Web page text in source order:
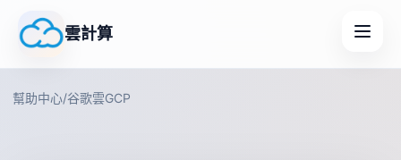
雲計算
幫助中心/谷歌雲GCP